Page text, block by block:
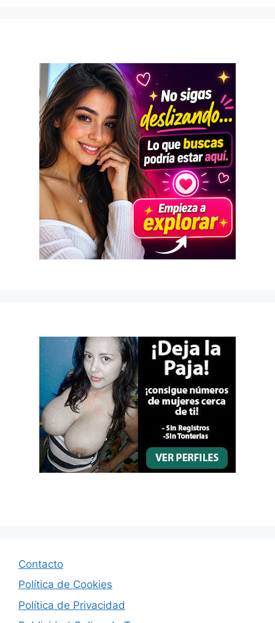
Contacto
Política de Cookies
Política de Privacidad